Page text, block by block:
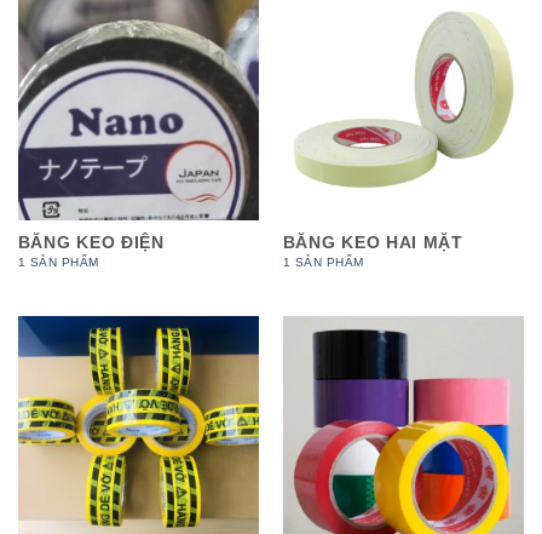
BĂNG KEO ĐIỆN
1 SẢN PHẨM
BĂNG KEO HAI MẶT
1 SẢN PHẨM